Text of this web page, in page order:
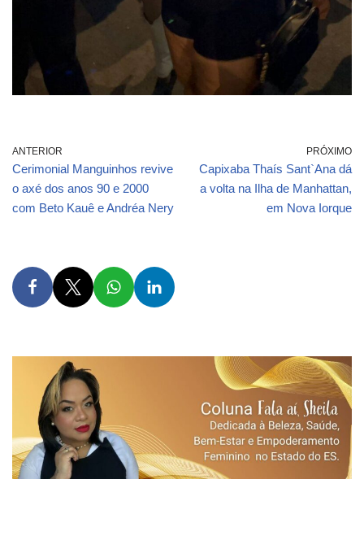
ANTERIOR
Cerimonial Manguinhos revive
o axé dos anos 90 e 2000
com Beto Kauê e Andréa Nery
PRÓXIMO
Capixaba Thaís Sant`Ana dá
a volta na Ilha de Manhattan,
em Nova Iorque